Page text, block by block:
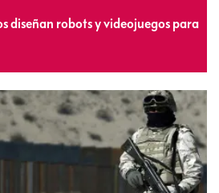
diseñan robots y videojuegos para